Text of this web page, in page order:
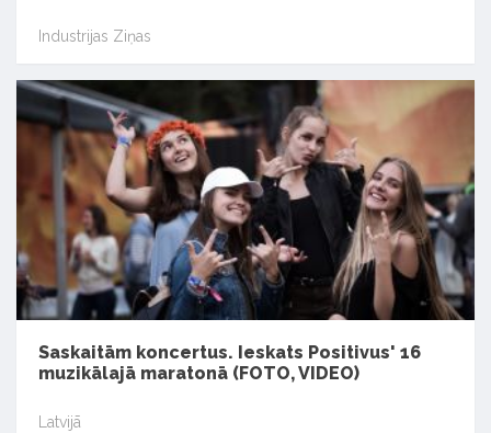
Industrijas Ziņas
Saskaitām koncertus. Ieskats Positivus' 16
muzikālajā maratonā (FOTO, VIDEO)
Latvijā